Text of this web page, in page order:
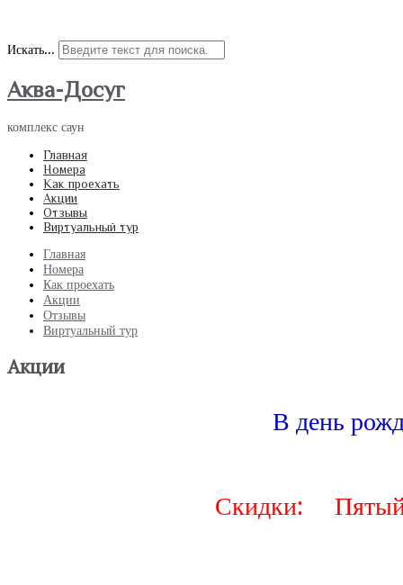
Искать...
Аква-Досуг
комплекс саун
Главная
Номера
Как проехать
Акции
Отзывы
Виртуальный тур
Главная
Номера
Как проехать
Акции
Отзывы
Виртуальный тур
Акции
В день
Скидки: Пятый час в